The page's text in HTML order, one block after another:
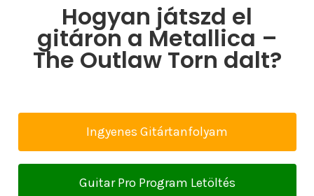
Hogyan játszd el
gitáron a Metallica –
The Outlaw Torn dalt?
Ingyenes Gitártanfolyam
Guitar Pro Program Letöltés